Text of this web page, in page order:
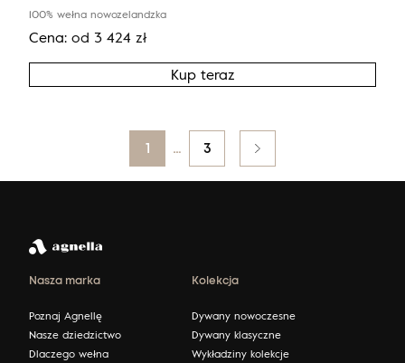
100% wełna nowozelandzka
Cena: od 3 424 zł
Kup teraz
Posts
pagination
1 … 3
Nasza marka
Poznaj Agnellę
Nasze dziedzictwo
Dlaczego wełna
Kolekcja
Dywany nowoczesne
Dywany klasyczne
Wykładziny kolekcje